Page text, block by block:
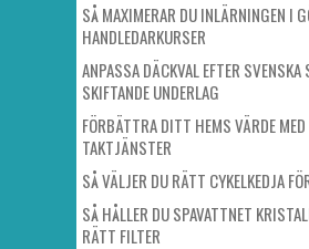
SÅ MAXIMERAR DU INLÄRNINGEN I
HANDLEDARKURSER
ANPASSA DÄCKVAL EFTER SVENSKA
SKIFTANDE UNDERLAG
FÖRBÄTTRA DITT HEMS VÄRDE
TAKTJÄNSTER
SÅ VÄLJER DU RÄTT CYKELKEDJA
SÅ HÅLLER DU SPAVATTNET
RÄTT FILTER